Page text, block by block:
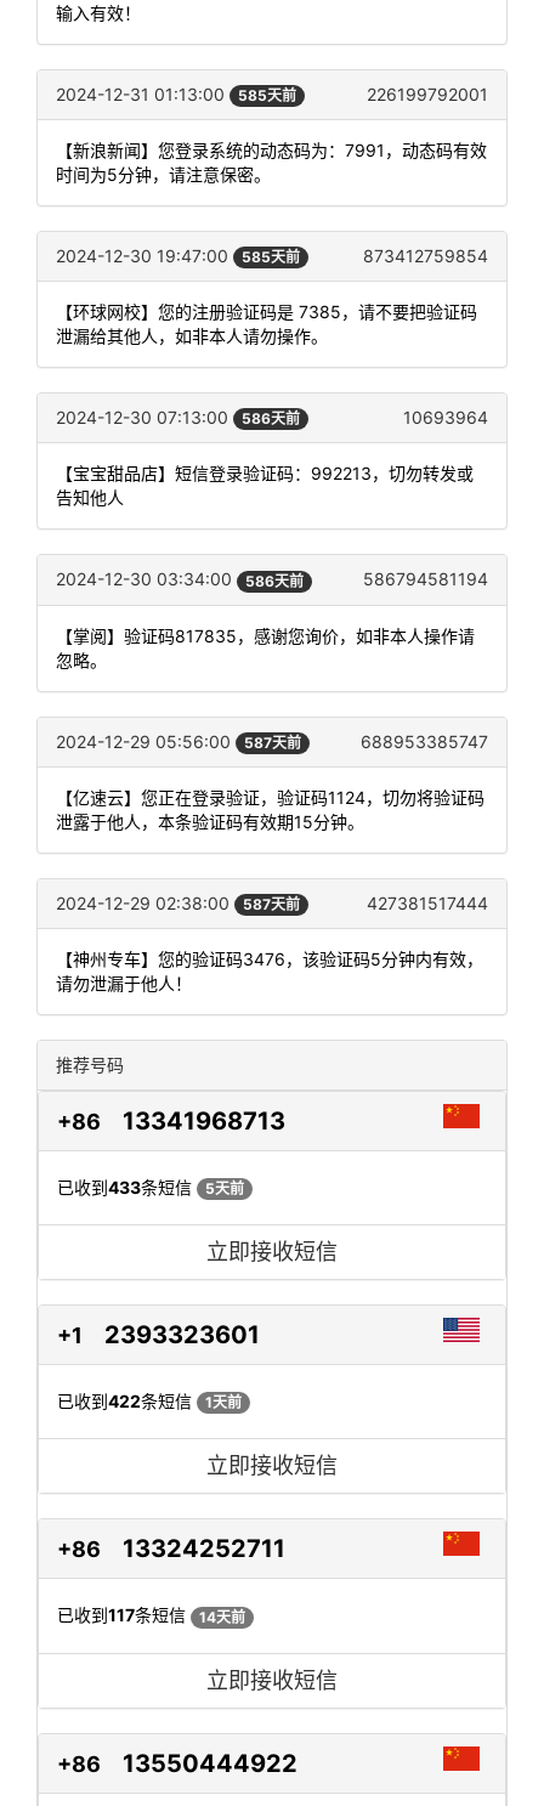
输入有效！
2024-12-31 01:13:00 585天前 226199792001
【新浪新闻】您登录系统的动态码为：7991，动态码有效
时间为5分钟，请注意保密。
2024-12-30 19:47:00 585天前 873412759854
【环球网校】您的注册验证码是 7385，请不要把验证码
泄漏给其他人，如非本人请勿操作。
2024-12-30 07:13:00 586天前 10693964
【宝宝甜品店】短信登录验证码：992213，切勿转发或
告知他人
2024-12-30 03:34:00 586天前 586794581194
【掌阅】验证码817835，感谢您询价，如非本人操作请
忽略。
2024-12-29 05:56:00 587天前 688953385747
【亿速云】您正在登录验证，验证码1124，切勿将验证码
泄露于他人，本条验证码有效期15分钟。
2024-12-29 02:38:00 587天前 427381517444
【神州专车】您的验证码3476，该验证码5分钟内有效，
请勿泄漏于他人！
推荐号码
+86 13341968713
已收到433条短信 5天前
立即接收短信
+1 2393323601
已收到422条短信 1天前
立即接收短信
+86 13324252711
已收到117条短信 14天前
立即接收短信
+86 13550444922